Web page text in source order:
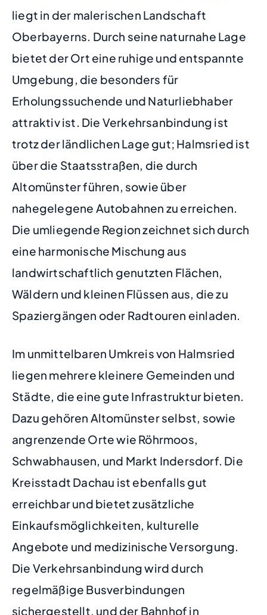
liegt in der malerischen Landschaft
Oberbayerns. Durch seine naturnahe Lage
bietet der Ort eine ruhige und entspannte
Umgebung, die besonders für
Erholungssuchende und Naturliebhaber
attraktiv ist. Die Verkehrsanbindung ist
trotz der ländlichen Lage gut; Halmsried ist
über die Staatsstraßen, die durch
Altomünster führen, sowie über
nahegelegene Autobahnen zu erreichen.
Die umliegende Region zeichnet sich durch
eine harmonische Mischung aus
landwirtschaftlich genutzten Flächen,
Wäldern und kleinen Flüssen aus, die zu
Spaziergängen oder Radtouren einladen.
Im unmittelbaren Umkreis von Halmsried
liegen mehrere kleinere Gemeinden und
Städte, die eine gute Infrastruktur bieten.
Dazu gehören Altomünster selbst, sowie
angrenzende Orte wie Röhrmoos,
Schwabhausen, und Markt Indersdorf. Die
Kreisstadt Dachau ist ebenfalls gut
erreichbar und bietet zusätzliche
Einkaufsmöglichkeiten, kulturelle
Angebote und medizinische Versorgung.
Die Verkehrsanbindung wird durch
regelmäßige Busverbindungen
sichergestellt, und der Bahnhof in